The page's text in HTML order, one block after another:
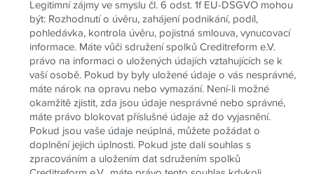
Legitimní zájmy ve smyslu čl. 6 odst. 1f EU-DSGVO mohou
být: Rozhodnutí o úvěru, zahájení podnikání, podíl,
pohledávka, kontrola úvěru, pojistná smlouva, vynucovací
informace. Máte vůči sdružení spolků Creditreform e.V.
právo na informaci o uložených údajích vztahujících se k
vaší osobě. Pokud by byly uložené údaje o vás nesprávné,
máte nárok na opravu nebo vymazání. Není-li možné
okamžitě zjistit, zda jsou údaje nesprávné nebo správné,
máte právo blokovat příslušné údaje až do vyjasnění.
Pokud jsou vaše údaje neúplná, můžete požádat o
doplnění jejich úplnosti. Pokud jste dali souhlas s
zpracováním a uložením dat sdružením spolků